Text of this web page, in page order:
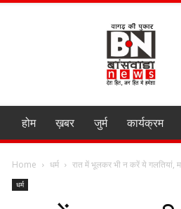
BANSWARA
NEWS
MIRZA
होम ख़बर जुर्म कार्यक्रम
Home धर्म रात में भूलकर भी न करें ये गलतियां, मां
धर्म